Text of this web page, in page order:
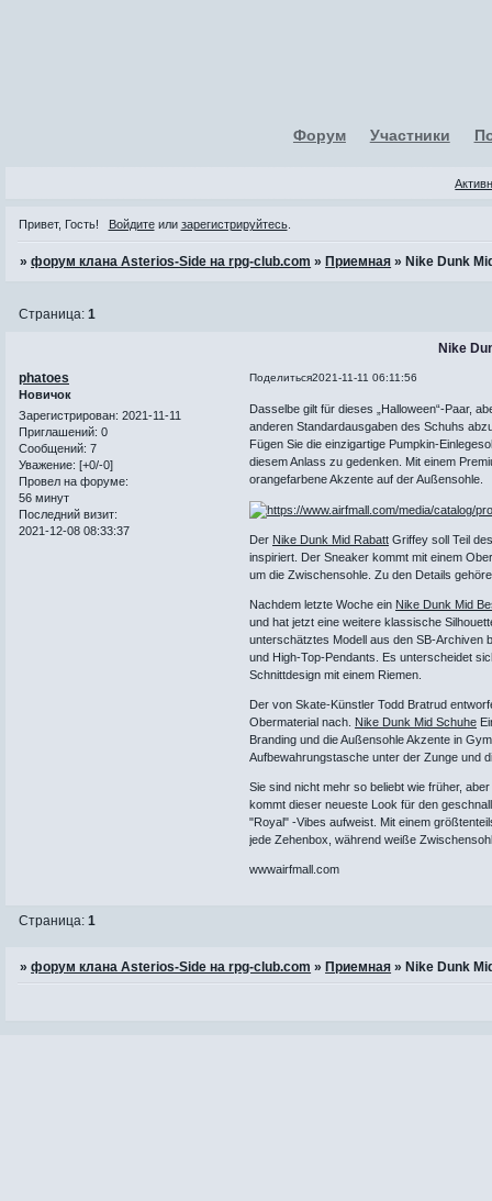
Форум Участники
Привет, Гость! Войдитеили зарегистрируйтесь.
»форум клана Asterios-Side на rpg-club.com » Приемная » Nike Dunk
Nike
Страница:1
Поделиться2021-11-11 06:11:56
phatoes
Новичок
Зарегистрирован: 2021-11-11
Приглашений: 0
Сообщений: 7
Уважение: [+0/-0]
Провел на форуме:
56 минут
Последний визит:
2021-12-08 08:33:37
Dasselbe gilt für dieses „Halloween“-Paar,
anderen Standardausgaben des Schuhs
Fügen Sie die einzigartige Pumpkin-
diesem Anlass zu gedenken. Mit einem
orangefarbene Akzente auf der Außensohle.
Der Nike Dunk Mid Rabatt Griffey soll Teil
inspiriert. Der Sneaker kommt mit einem
um die Zwischensohle. Zu den Details
Nachdem letzte Woche ein Nike Dunk Mid
und hat jetzt eine weitere klassische
unterschätztes Modell aus den SB-Archiven
und High-Top-Pendants. Es unterscheidet
Schnittdesign mit einem Riemen.
Der von Skate-Künstler Todd Bratrud
Obermaterial nach. Nike Dunk Mid Schuhe
Branding und die Außensohle Akzente in
Aufbewahrungstasche unter der Zunge und
Sie sind nicht mehr so ​​beliebt wie früher,
kommt dieser neueste Look für den
"Royal" -Vibes aufweist. Mit einem
jede Zehenbox, während weiße
wwwairfmall.com
Страница:1
»форум клана Asterios-Side на rpg-club.com »Приемная »Nike Dunk